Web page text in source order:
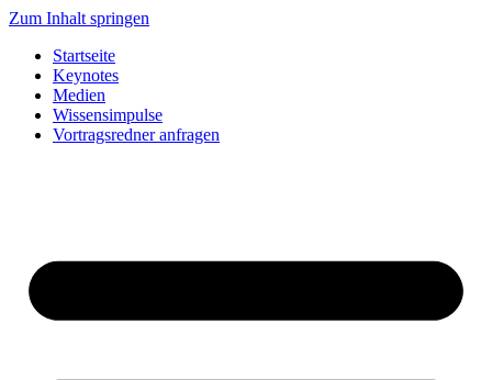
Zum Inhalt springen
Startseite
Keynotes
Medien
Wissensimpulse
Vortragsredner anfragen